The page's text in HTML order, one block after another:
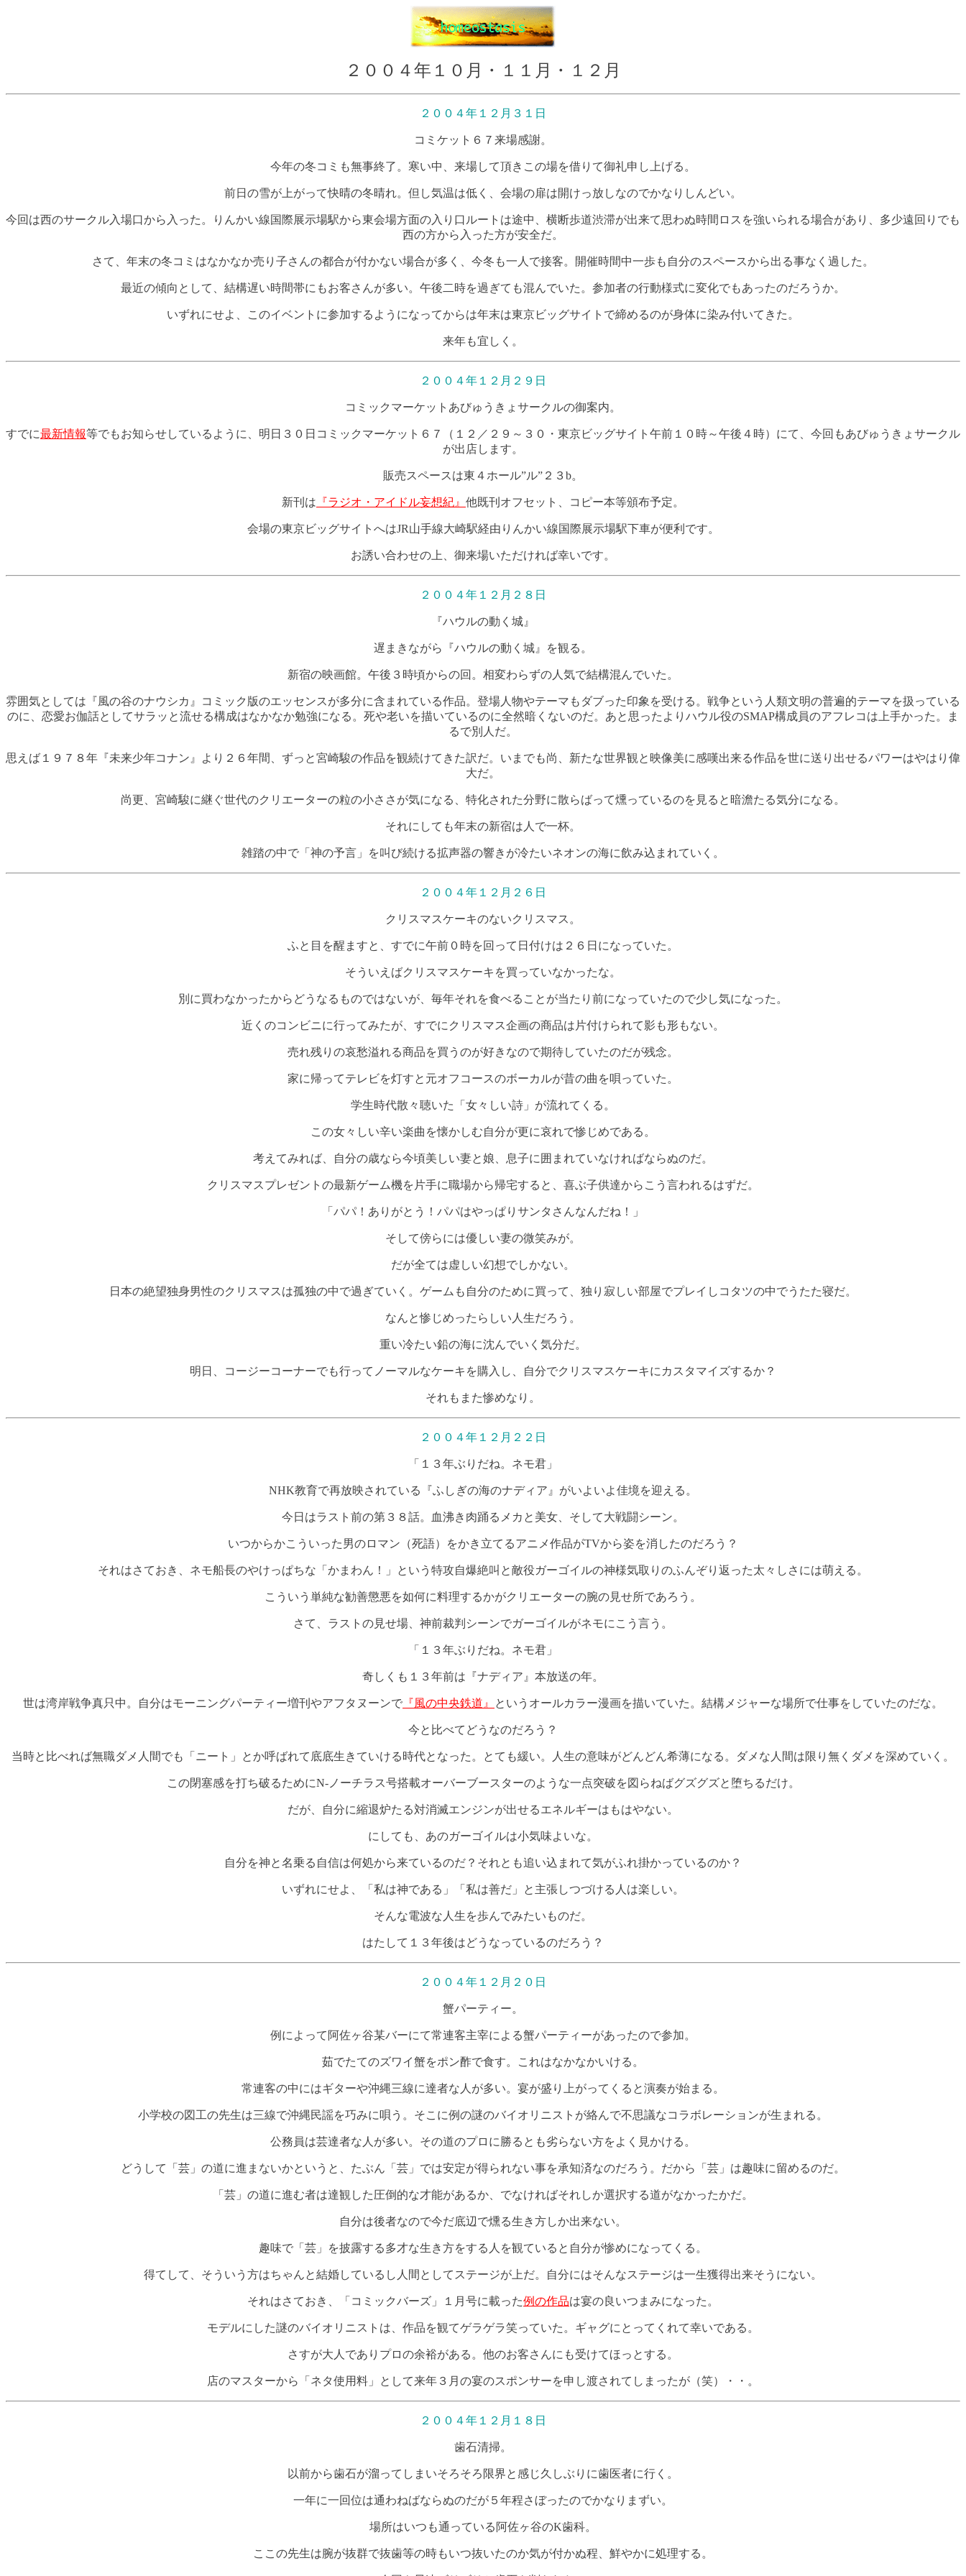
２００４年１０月・１１月・１２月
２００４年１２月３１日
コミケット６７来場感謝。
今年の冬コミも無事終了。寒い中、来場して頂きこの場を借りて御礼申し上げる。
前日の雪が上がって快晴の冬晴れ。但し気温は低く、会場の扉は開けっ放しなのでかなりしんどい。
今回は西のサークル入場口から入った。りんかい線国際展示場駅から東会場方面の入り口ルートは途中、横断歩道渋滞が出来て思わぬ時間ロスを強いられる場合があり、多少遠回りでも
西の方から入った方が安全だ。
さて、年末の冬コミはなかなか売り子さんの都合が付かない場合が多く、今冬も一人で接客。開催時間中一歩も自分のスペースから出る事なく過した。
最近の傾向として、結構遅い時間帯にもお客さんが多い。午後二時を過ぎても混んでいた。参加者の行動様式に変化でもあったのだろうか。
いずれにせよ、このイベントに参加するようになってからは年末は東京ビッグサイトで締めるのが身体に染み付いてきた。
来年も宜しく。
２００４年１２月２９日
コミックマーケットあびゅうきょサークルの御案内。
すでに最新情報等でもお知らせしているように、明日３０日コミックマーケット６７（１２／２９～３０・東京ビッグサイト午前１０時～午後４時）にて、今回もあびゅうきょサークル
が出店します。
販売スペースは東４ホール”ル”２３b。
新刊は 『ラジオ・アイドル妄想紀』 他既刊オフセット、コピー本等頒布予定。
会場の東京ビッグサイトへはJR山手線大崎駅経由りんかい線国際展示場駅下車が便利です。
お誘い合わせの上、御来場いただければ幸いです。
２００４年１２月２８日
『ハウルの動く城』
遅まきながら『ハウルの動く城』を観る。
新宿の映画館。午後３時頃からの回。相変わらずの人気で結構混んでいた。
雰囲気としては『風の谷のナウシカ』コミック版のエッセンスが多分に含まれている作品。登場人物やテーマもダブった印象を受ける。戦争という人類文明の普遍的テーマを扱っている
のに、恋愛お伽話としてサラッと流せる構成はなかなか勉強になる。死や老いを描いているのに全然暗くないのだ。あと思ったよりハウル役のSMAP構成員のアフレコは上手かった。ま
るで別人だ。
思えば１９７８年『未来少年コナン』より２６年間、ずっと宮崎駿の作品を観続けてきた訳だ。いまでも尚、新たな世界観と映像美に感嘆出来る作品を世に送り出せるパワーはやはり偉
大だ。
尚更、宮崎駿に継ぐ世代のクリエーターの粒の小ささが気になる、特化された分野に散らばって燻っているのを見ると暗澹たる気分になる。
それにしても年末の新宿は人で一杯。
雑踏の中で「神の予言」を叫び続ける拡声器の響きが冷たいネオンの海に飲み込まれていく。
２００４年１２月２６日
クリスマスケーキのないクリスマス。
ふと目を醒ますと、すでに午前０時を回って日付けは２６日になっていた。
そういえばクリスマスケーキを買っていなかったな。
別に買わなかったからどうなるものではないが、毎年それを食べることが当たり前になっていたので少し気になった。
近くのコンビニに行ってみたが、すでにクリスマス企画の商品は片付けられて影も形もない。
売れ残りの哀愁溢れる商品を買うのが好きなので期待していたのだが残念。
家に帰ってテレビを灯すと元オフコースのボーカルが昔の曲を唄っていた。
学生時代散々聴いた「女々しい詩」が流れてくる。
この女々しい辛い楽曲を懐かしむ自分が更に哀れで惨じめである。
考えてみれば、自分の歳なら今頃美しい妻と娘、息子に囲まれていなければならぬのだ。
クリスマスプレゼントの最新ゲーム機を片手に職場から帰宅すると、喜ぶ子供達からこう言われるはずだ。
「パパ！ありがとう！パパはやっぱりサンタさんなんだね！」
そして傍らには優しい妻の微笑みが。
だが全ては虚しい幻想でしかない。
日本の絶望独身男性のクリスマスは孤独の中で過ぎていく。ゲームも自分のために買って、独り寂しい部屋でプレイしコタツの中でうたた寝だ。
なんと惨じめったらしい人生だろう。
重い冷たい鉛の海に沈んでいく気分だ。
明日、コージーコーナーでも行ってノーマルなケーキを購入し、自分でクリスマスケーキにカスタマイズするか？
それもまた惨めなり。
２００４年１２月２２日
「１３年ぶりだね。ネモ君」
NHK教育で再放映されている『ふしぎの海のナディア』がいよいよ佳境を迎える。
今日はラスト前の第３８話。血沸き肉踊るメカと美女、そして大戦闘シーン。
いつからかこういった男のロマン（死語）をかき立てるアニメ作品がTVから姿を消したのだろう？
それはさておき、ネモ船長のやけっぱちな「かまわん！」という特攻自爆絶叫と敵役ガーゴイルの神様気取りのふんぞり返った太々しさには萌える。
こういう単純な勧善懲悪を如何に料理するかがクリエーターの腕の見せ所であろう。
さて、ラストの見せ場、神前裁判シーンでガーゴイルがネモにこう言う。
「１３年ぶりだね。ネモ君」
奇しくも１３年前は『ナディア』本放送の年。
世は湾岸戦争真只中。自分はモーニングパーティー増刊やアフタヌーンで 『風の中央鉄道』 というオールカラー漫画を描いていた。結構メジャーな場所で仕事をしていたのだな。
今と比べてどうなのだろう？
当時と比べれば無職ダメ人間でも「ニート」とか呼ばれて底底生きていける時代となった。とても緩い。人生の意味がどんどん希薄になる。ダメな人間は限り無くダメを深めていく。
この閉塞感を打ち破るためにN-ノーチラス号搭載オーバーブースターのような一点突破を図らねばグズグズと堕ちるだけ。
だが、自分に縮退炉たる対消滅エンジンが出せるエネルギーはもはやない。
にしても、あのガーゴイルは小気味よいな。
自分を神と名乗る自信は何処から来ているのだ？それとも追い込まれて気がふれ掛かっているのか？
いずれにせよ、「私は神である」「私は善だ」と主張しつづける人は楽しい。
そんな電波な人生を歩んでみたいものだ。
はたして１３年後はどうなっているのだろう？
２００４年１２月２０日
蟹パーティー。
例によって阿佐ヶ谷某バーにて常連客主宰による蟹パーティーがあったので参加。
茹でたてのズワイ蟹をポン酢で食す。これはなかなかいける。
常連客の中にはギターや沖縄三線に達者な人が多い。宴が盛り上がってくると演奏が始まる。
小学校の図工の先生は三線で沖縄民謡を巧みに唄う。そこに例の謎のバイオリニストが絡んで不思議なコラボレーションが生まれる。
公務員は芸達者な人が多い。その道のプロに勝るとも劣らない方をよく見かける。
どうして「芸」の道に進まないかというと、たぶん「芸」では安定が得られない事を承知済なのだろう。だから「芸」は趣味に留めるのだ。
「芸」の道に進む者は達観した圧倒的な才能があるか、でなければそれしか選択する道がなかったかだ。
自分は後者なので今だ底辺で燻る生き方しか出来ない。
趣味で「芸」を披露する多才な生き方をする人を観ていると自分が惨めになってくる。
得てして、そういう方はちゃんと結婚しているし人間としてステージが上だ。自分にはそんなステージは一生獲得出来そうにない。
それはさておき、「コミックバーズ」１月号に載った例の作品は宴の良いつまみになった。
モデルにした謎のバイオリニストは、作品を観てゲラゲラ笑っていた。ギャグにとってくれて幸いである。
さすが大人でありプロの余裕がある。他のお客さんにも受けてほっとする。
店のマスターから「ネタ使用料」として来年３月の宴のスポンサーを申し渡されてしまったが（笑）・・。
２００４年１２月１８日
歯石清掃。
以前から歯石が溜ってしまいそろそろ限界と感じ久しぶりに歯医者に行く。
一年に一回位は通わねばならぬのだが５年程さぼったのでかなりまずい。
場所はいつも通っている阿佐ヶ谷のK歯科。
ここの先生は腕が抜群で抜歯等の時もいつ抜いたのか気が付かぬ程、鮮やかに処理する。